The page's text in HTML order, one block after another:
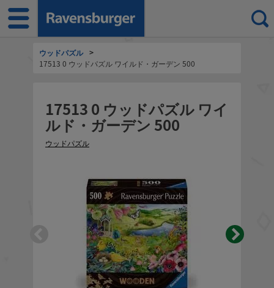
ウッドパズル >
17513 0 ウッドパズル ワイルド・ガーデン 500
17513 0 ウッドパズル ワイ
ルド・ガーデン 500
ウッドパズル